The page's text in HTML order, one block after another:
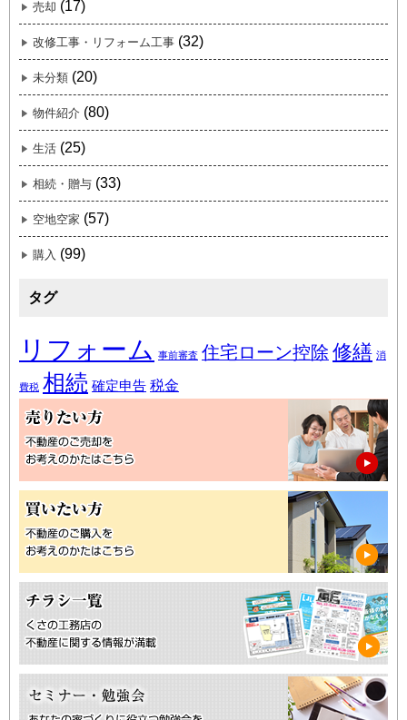
売却 (17)
改修工事・リフォーム工事 (32)
未分類 (20)
物件紹介 (80)
生活 (25)
相続・贈与 (33)
空地空家 (57)
購入 (99)
タグ
リフォーム 事前審査 住宅ローン控除 修繕 消
費税 相続 確定申告 税金